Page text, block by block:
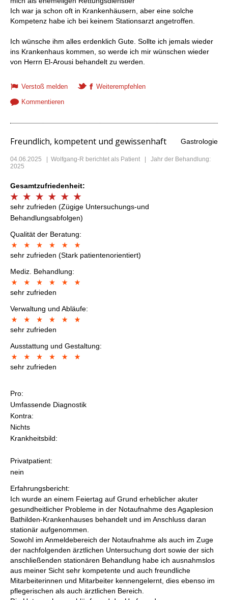
Ich war ja schon oft in Krankenhäusern, aber eine solche
Kompetenz habe ich bei keinem Stationsarzt angetroffen.
Ich wünsche ihm alles erdenklich Gute. Sollte ich jemals wieder
ins Krankenhaus kommen, so werde ich mir wünschen wieder
von Herrn El-Arousi behandelt zu werden.
Verstoß melden
Weiterempfehlen
Kommentieren
Freundlich, kompetent und gewissenhaft Gastrologie
04.06.2025 Wolfgang-R berichtet als Patient | Jahr der Behandlung:
2025
Gesamtzufriedenheit:
sehr zufrieden (Zügige Untersuchungs-und
Behandlungsabfolgen)
Qualität der Beratung:
sehr zufrieden (Stark patientenorientiert)
Mediz. Behandlung:
sehr zufrieden
Verwaltung und Abläufe:
sehr zufrieden
Ausstattung und Gestaltung:
sehr zufrieden
Pro:
Umfassende Diagnostik
Kontra:
Nichts
Krankheitsbild:
Privatpatient:
nein
Erfahrungsbericht:
Ich wurde an einem Feiertag auf Grund erheblicher akuter
gesundheitlicher Probleme in der Notaufnahme des Agaplesion
Bathilden-Krankenhauses behandelt und im Anschluss daran
stationär aufgenommen.
Sowohl im Anmeldebereich der Notaufnahme als auch im Zuge
der nachfolgenden ärztlichen Untersuchung dort sowie der sich
anschließenden stationären Behandlung habe ich ausnahmslos
aus meiner Sicht sehr kompetente und auch freundliche
Mitarbeiterinnen und Mitarbeiter kennengelernt, dies ebenso im
pflegerischen als auch ärztlichen Bereich.